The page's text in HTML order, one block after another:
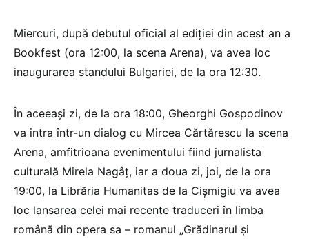
Miercuri, după debutul oficial al ediției din acest an a
Bookfest (ora 12:00, la scena Arena), va avea loc
inaugurarea standului Bulgariei, de la ora 12:30.
În aceeași zi, de la ora 18:00, Gheorghi Gospodinov
va intra într-un dialog cu Mircea Cărtărescu la scena
Arena, amfitrioana evenimentului fiind jurnalista
culturală Mirela Nagâț, iar a doua zi, joi, de la ora
19:00, la Librăria Humanitas de la Cișmigiu va avea
loc lansarea celei mai recente traduceri în limba
română din opera sa – romanul „Grădinarul și